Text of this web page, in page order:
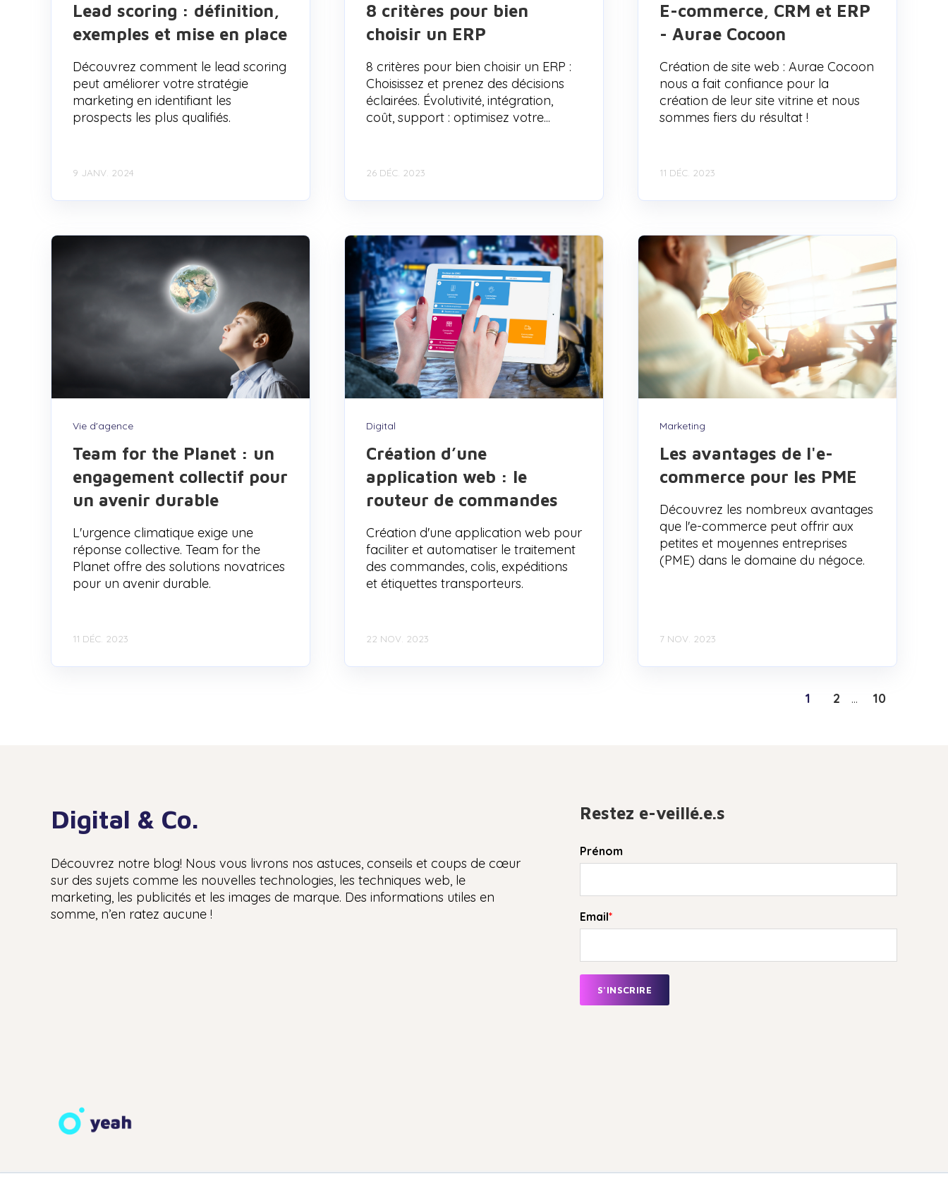
Lead scoring : définition,
exemples et mise en place
Découvrez comment le lead scoring
peut améliorer votre stratégie
marketing en identifiant les
prospects les plus qualifiés.
9 JANV. 2024
8 critères pour bien
choisir un ERP
8 critères pour bien choisir un ERP :
Choisissez et prenez des décisions
éclairées. Évolutivité, intégration,
coût, support : optimisez votre...
26 DÉC. 2023
E-commerce, CRM et ERP
- Aurae Cocoon
Création de site web : Aurae Cocoon
nous a fait confiance pour la
création de leur site vitrine et nous
sommes fiers du résultat !
11 DÉC. 2023
Vie d'agence
Team for the Planet : un
engagement collectif pour
un avenir durable
L'urgence climatique exige une
réponse collective. Team for the
Planet offre des solutions novatrices
pour un avenir durable.
11 DÉC. 2023
Digital
Création d’une
application web : le
routeur de commandes
Création d'une application web pour
faciliter et automatiser le traitement
des commandes, colis, expéditions
et étiquettes transporteurs.
22 NOV. 2023
Marketing
Les avantages de l'e-
commerce pour les PME
Découvrez les nombreux avantages
que l'e-commerce peut offrir aux
petites et moyennes entreprises
(PME) dans le domaine du négoce.
7 NOV. 2023
1 2 ... 10
Digital & Co.
Découvrez notre blog! Nous vous livrons nos astuces, conseils et coups de cœur
sur des sujets comme les nouvelles technologies, les techniques web, le
marketing, les publicités et les images de marque. Des informations utiles en
somme, n’en ratez aucune !
Restez e-veillé.e.s
Prénom
Email*